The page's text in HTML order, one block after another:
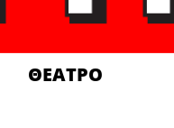
ΘΕΑΤΡΟ